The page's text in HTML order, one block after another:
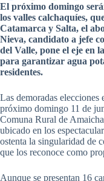
El próximo domingo
los valles calchaquíes,
Catamarca y Salta, el
Nieva, candidato a jefe
del Valle, pone el eje en
para garantizar agua
residentes.
Las demoradas elecciones
próximo domingo 11 de
Comuna Rural de
ubicado en los
ostenta la singularidad de
que los reconoce como
Aunque se presentan 16